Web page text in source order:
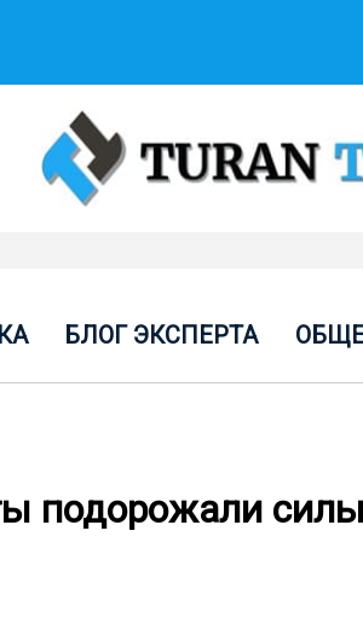
БЛОГ ЭКСПЕРТА
подорожали